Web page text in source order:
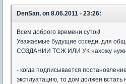
DenSan, on 8.06.2011 - 23:26:
Всем доброго времени суток!
Уважаемые будущие соседи, для
СОЗДАНИИ ТСЖ ИЛИ УК нахожу
- когда подписывается
эксплуатацию, то дом должен встать